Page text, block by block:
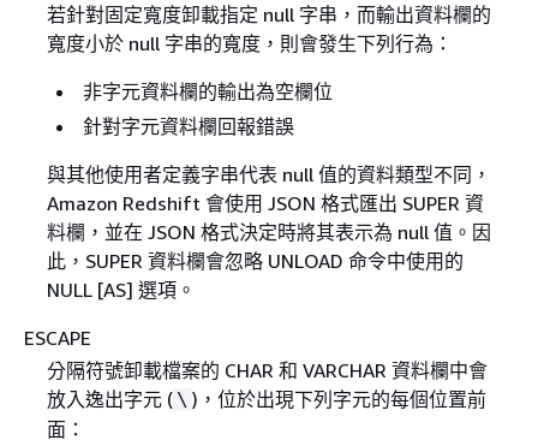
若針對固定寬度卸載指定 null 字串，而輸出資料欄的
寬度小於 null 字串的寬度，則會發生下列行為：
非字元資料欄的輸出為空欄位
針對字元資料欄回報錯誤
與其他使用者定義字串代表 null 值的資料類型不同，
Amazon Redshift 會使用 JSON 格式匯出 SUPER 資
料欄，並在 JSON 格式決定時將其表示為 null 值。因
此，SUPER 資料欄會忽略 UNLOAD 命令中使用的
NULL [AS] 選項。
ESCAPE
分隔符號卸載檔案的 CHAR 和 VARCHAR 資料欄中會
放入逸出字元 ( \ )，位於出現下列字元的每個位置前
面：